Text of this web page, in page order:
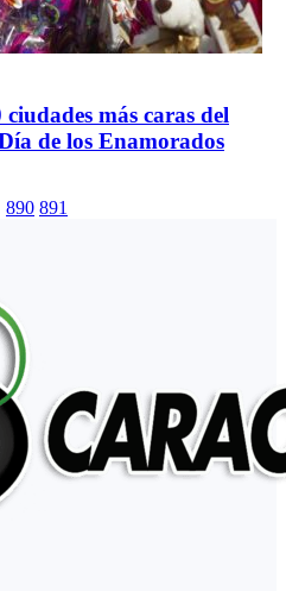
más caras del
de los Enamorados
890 891